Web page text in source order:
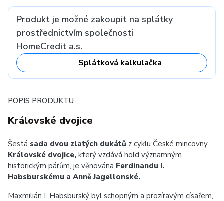
Produkt je možné zakoupit na splátky
prostřednictvím společnosti
HomeCredit a.s.
Splátková kalkulačka
POPIS PRODUKTU
Královské dvojice
Šestá sada dvou zlatých dukátů z cyklu České mincovny
Královské dvojice, který vzdává hold významným
historickým párům, je věnována Ferdinandu I.
Habsburskému a Anně Jagellonské.
Maxmilián I. Habsburský byl schopným a prozíravým císařem,